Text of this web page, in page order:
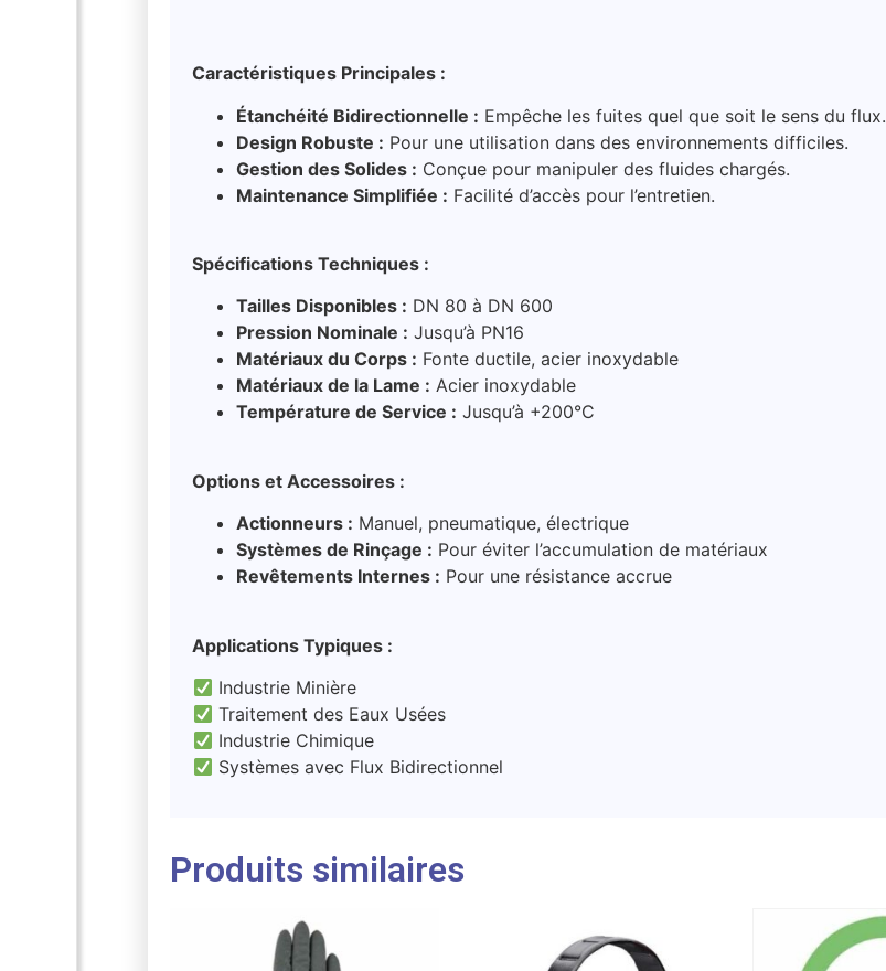
Caractéristiques Principales :
Étanchéité Bidirectionnelle : Empêche les fuites quel que soit le sens du flux.
Design Robuste : Pour une utilisation dans des environnements difficiles.
Gestion des Solides : Conçue pour manipuler des fluides chargés.
Maintenance Simplifiée : Facilité d’accès pour l’entretien.
Spécifications Techniques :
Tailles Disponibles : DN 80 à DN 600
Pression Nominale : Jusqu’à PN16
Matériaux du Corps : Fonte ductile, acier inoxydable
Matériaux de la Lame : Acier inoxydable
Température de Service : Jusqu’à +200°C
Options et Accessoires :
Actionneurs : Manuel, pneumatique, électrique
Systèmes de Rinçage : Pour éviter l’accumulation de matériaux
Revêtements Internes : Pour une résistance accrue
Applications Typiques :
Industrie Minière
Traitement des Eaux Usées
Industrie Chimique
Systèmes avec Flux Bidirectionnel
Produits similaires